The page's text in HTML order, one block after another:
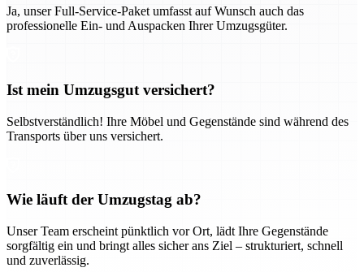
Ja, unser Full-Service-Paket umfasst auf Wunsch auch das
professionelle Ein- und Auspacken Ihrer Umzugsgüter.
Ist mein Umzugsgut versichert?
Selbstverständlich! Ihre Möbel und Gegenstände sind während des
Transports über uns versichert.
Wie läuft der Umzugstag ab?
Unser Team erscheint pünktlich vor Ort, lädt Ihre Gegenstände
sorgfältig ein und bringt alles sicher ans Ziel – strukturiert, schnell
und zuverlässig.